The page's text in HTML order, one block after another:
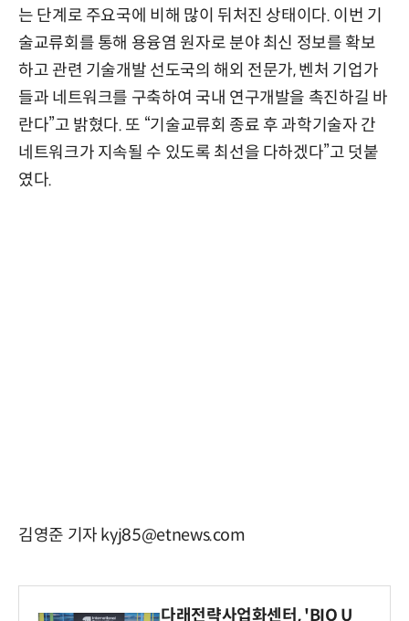
는 단계로 주요국에 비해 많이 뒤처진 상태이다. 이번 기
술교류회를 통해 용융염 원자로 분야 최신 정보를 확보
하고 관련 기술개발 선도국의 해외 전문가, 벤처 기업가
들과 네트워크를 구축하여 국내 연구개발을 촉진하길 바
란다”고 밝혔다. 또 “기술교류회 종료 후 과학기술자 간
네트워크가 지속될 수 있도록 최선을 다하겠다”고 덧붙
였다.
김영준 기자 kyj85@etnews.com
다래전략사업화센터, 'BIO U